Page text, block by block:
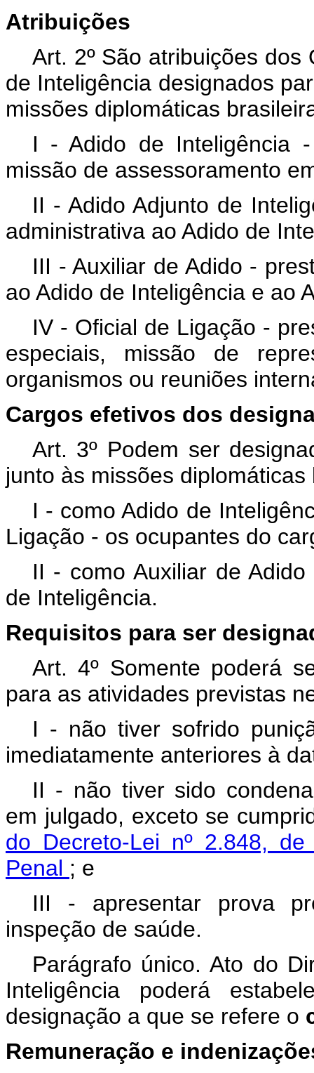
Atribuições
Art. 2º São atribuições
de Inteligência designados
missões diplomáticas
I - Adido de Inteligência
missão de assessoramento
II - Adido Adjunto de
administrativa ao Adido de
III - Auxiliar de Adido -
ao Adido de Inteligência e ao
IV - Oficial de Ligação -
especiais, missão de
organismos ou reuniões
Cargos efetivos dos
Art. 3º Podem ser
junto às missões diplomáticas
I - como Adido de
Ligação - os ocupantes do
II - como Auxiliar de
de Inteligência.
Requisitos para ser
Art. 4º Somente poderá
para as atividades previstas
I - não tiver sofrido
imediatamente anteriores à
II - não tiver sido
em julgado, exceto se
do Decreto-Lei nº 2.848,
Penal ; e
III - apresentar prova
inspeção de saúde.
Parágrafo único. Ato do
Inteligência poderá
designação a que se refere o
Remuneração e